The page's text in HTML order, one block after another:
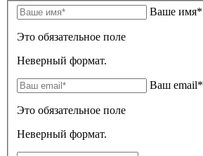
Ваше имя*
Это обязательное поле
Неверный формат.
Ваш email*
Это обязательное поле
Неверный формат.